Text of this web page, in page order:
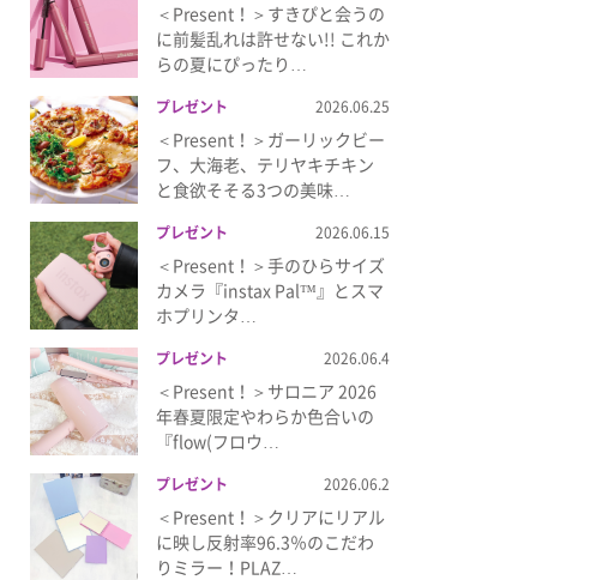
＜Present！＞すきぴと会うの
に前髪乱れは許せない!! これか
らの夏にぴったり…
プレゼント 2026.06.25
＜Present！＞ガーリックビー
フ、大海老、テリヤキチキン
と食欲そそる3つの美味…
プレゼント 2026.06.15
＜Present！＞手のひらサイズ
カメラ『instax Pal™』とスマ
ホプリンタ…
プレゼント 2026.06.4
＜Present！＞サロニア 2026
年春夏限定やわらか色合いの
『flow(フロウ…
プレゼント 2026.06.2
＜Present！＞クリアにリアル
に映し反射率96.3％のこだわ
りミラー！PLAZ…